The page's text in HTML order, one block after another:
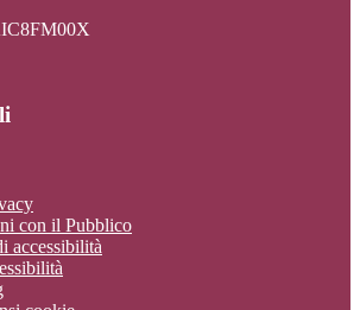
con il Pubblico
accessibilità